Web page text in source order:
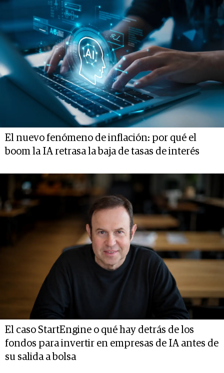
El nuevo fenómeno de inflación: por qué el
boom la IA retrasa la baja de tasas de interés
El caso StartEngine o qué hay detrás de los
fondos para invertir en empresas de IA antes de
su salida a bolsa